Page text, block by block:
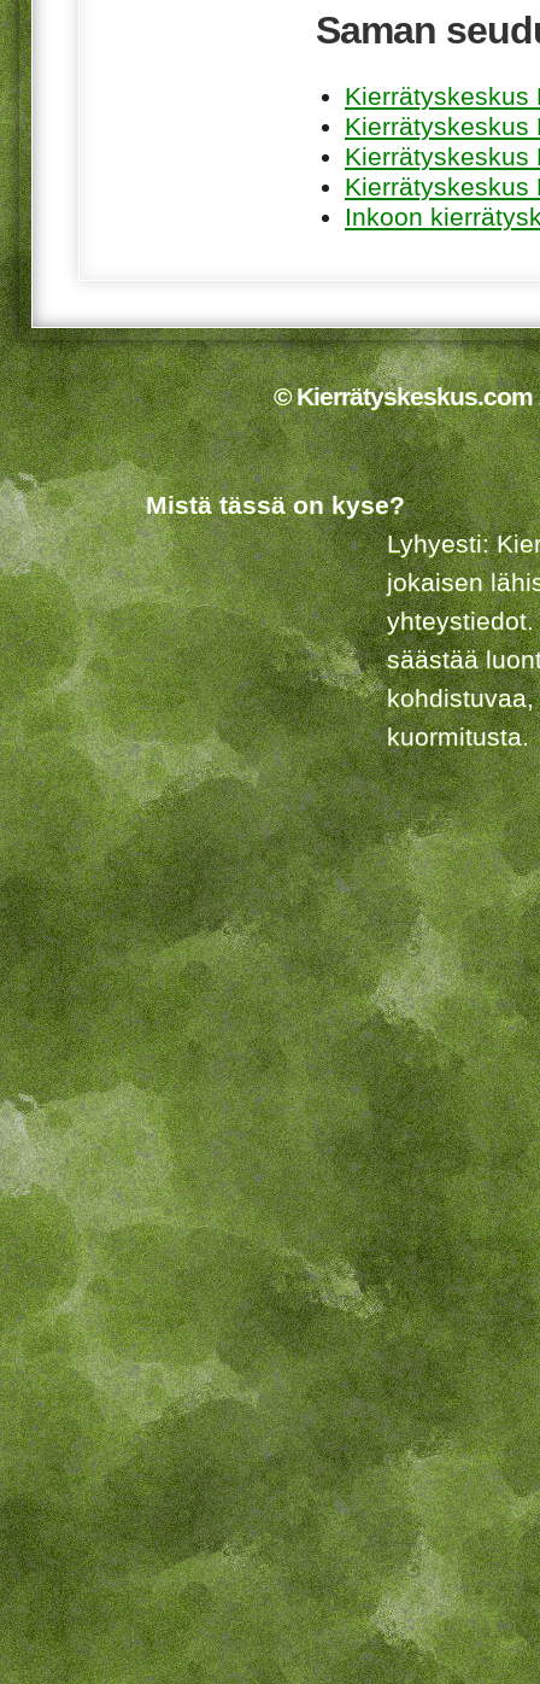
Saman
Kierrätyskeskus
Kierrätyskeskus
Kierrätyskeskus
Kierrätyskeskus
Inkoon
© Kierrätyskeskus.com
Mistä tässä on kyse?
Lyhyesti:
jokaisen
säästää
kuormitusta.